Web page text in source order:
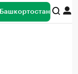
Башкортостан